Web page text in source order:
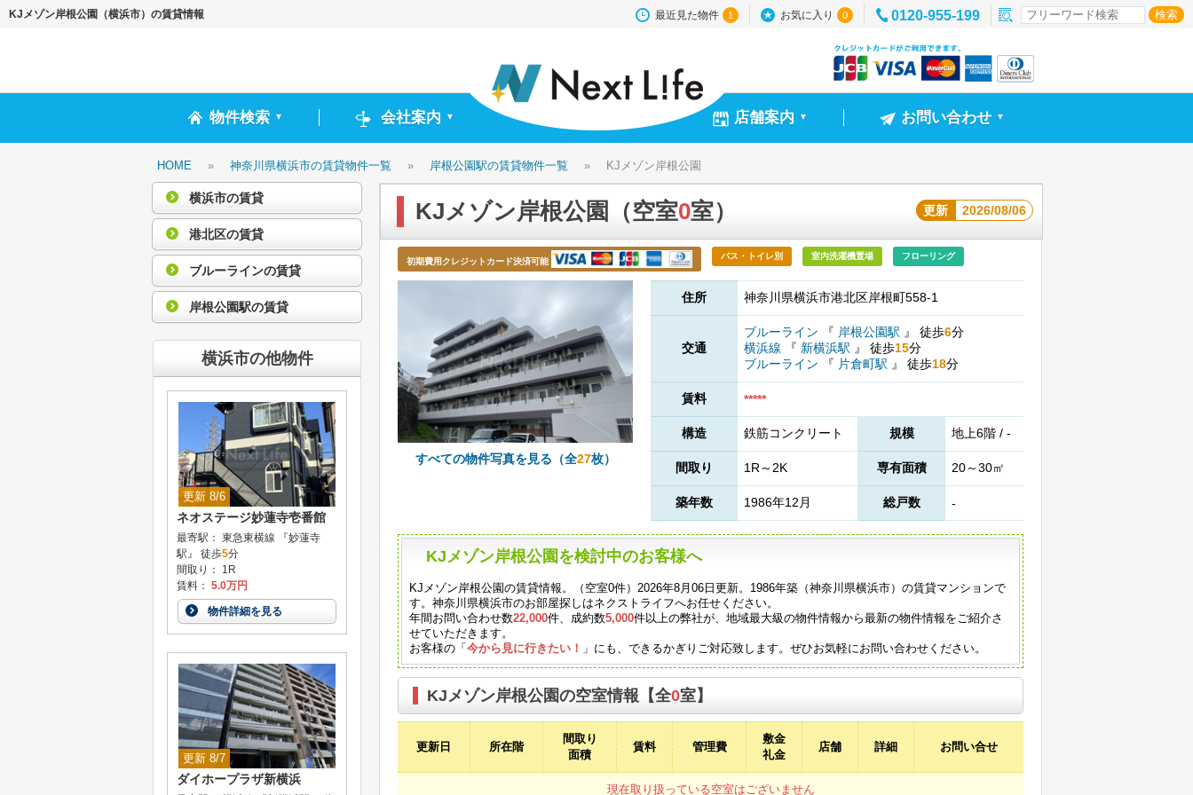
KJメゾン岸根公園（横浜市）の賃貸情報 最近見た物件 1 お気に入り 0 0120-955-199
物件検索 ▼ 会社案内 ▼ 店舗案内 ▼ お問い合わせ ▼
HOME » 神奈川県横浜市の賃貸物件一覧 » 岸根公園駅の賃貸物件一覧 » KJメゾン岸根公園
KJメゾン岸根公園（空室0室） 更新 2026/08/06
初期費用クレジットカード決済可能
バス・トイレ別 室内洗濯機置場 フローリング
すべての物件写真を見る（全27枚）
住所 神奈川県横浜市港北区岸根町558-1
交通
ブルーライン 『 岸根公園駅 』 徒歩6分
横浜線
『 新横浜駅 』 徒歩15分
ブルーライン
『 片倉町駅 』 徒歩18分
賃料 *****
構造 鉄筋コンクリート 規模 地上6階 / -
間取り 1R～2K 専有面積 20～30㎡
築年数 1986年12月 総戸数 -
KJメゾン岸根公園を検討中のお客様へ
KJメゾン岸根公園の賃貸情報。（空室0件）2026年8月06日更新。1986年築（神奈川県横浜市）の賃貸マンションで
す。神奈川県横浜市のお部屋探しはネクストライフへお任せください。
年間お問い合わせ数22,000件、成約数5,000件以上の弊社が、地域最大級の物件情報から最新の物件情報をご紹介さ
せていただきます。
お客様の「今から見に行きたい！ 」にも、できるかぎりご対応致します。ぜひお気軽にお問い合わせください。
KJメゾン岸根公園の空室情報【全0室】
更新日 所在階
間取り
面積
賃料 管理費
敷金
礼金
店舗 詳細 お問い合せ
現在取り扱っている空室はございません
横浜市の賃貸
港北区の賃貸
ブルーラインの賃貸
岸根公園駅の賃貸
横浜市の他物件
更新 8/6
ネオステージ妙蓮寺壱番館
最寄駅： 東急東横線 『妙蓮寺
駅』 徒歩5分
間取り： 1R
賃料： 5.0万円
物件詳細を見る
更新 8/7
ダイホープラザ新横浜